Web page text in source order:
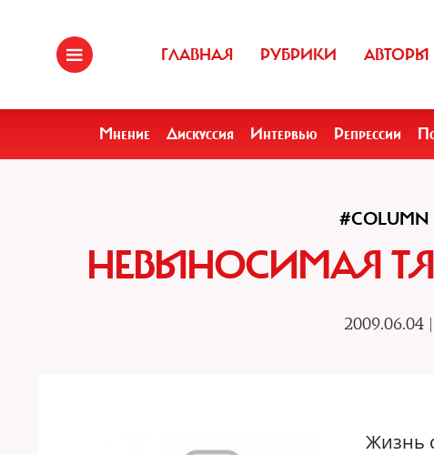
ГЛАВНАЯ РУБРИКИ АВТОРЫ
Мнение Дискуссия Интервью Репрессии
#COLUMN
НЕВЫНОСИМАЯ
2009.06.04 |
Жизнь